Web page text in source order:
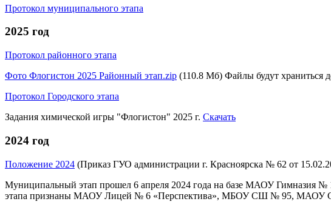
Протокол муниципального этапа
2025 год
Протокол районного этапа
Фото Флогистон 2025 Районный этап.zip (110.8 Мб) Файлы будут храниться
Протокол Городского этапа
Задания химической игры "Флогистон" 2025 г. Скачать
2024 год
Положение 2024 (Приказ ГУО администрации г. Красноярска № 62 от
Муниципальный этап прошел 6 апреля 2024 года на базе МАОУ Гимназия №
этапа признаны МАОУ Лицей № 6 «Перспектива», МБОУ СШ № 95, МАОУ